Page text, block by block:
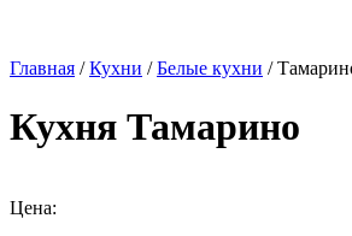
Главная /Кухни /Белые кухни /
Кухня Тамарино
Цена: